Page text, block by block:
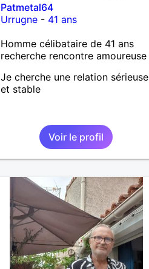
Patmetal64
Urrugne- 41 ans
Homme célibataire de 41 ans
recherche rencontre amoureuse
Je cherche une relation sérieuse
et stable
Voir le profil